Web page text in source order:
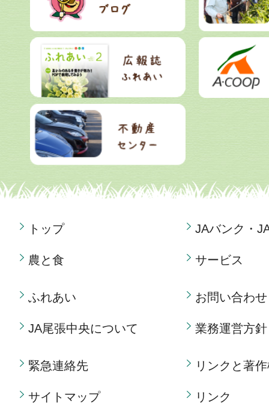
トップ
農と食
JAバンク・
サービス
ふれあい
JA尾張中央について
お問い合わせ
業務運営方針
緊急連絡先
サイトマップ
リンクと著
リンク